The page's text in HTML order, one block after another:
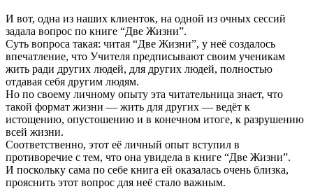
И вот, одна из наших клиенток, на одной из очных сессий
задала вопрос по книге “Две Жизни”.
Суть вопроса такая: читая “Две Жизни”, у неё создалось
впечатление, что Учителя предписывают своим ученикам
жить ради других людей, для других людей, полностью
отдавая себя другим людям.
Но по своему личному опыту эта читательница знает, что
такой формат жизни — жить для других — ведёт к
истощению, опустошению и в конечном итоге, к разрушению
всей жизни.
Соответственно, этот её личный опыт вступил в
противоречие с тем, что она увидела в книге “Две Жизни”.
И поскольку сама по себе книга ей оказалась очень близка,
прояснить этот вопрос для неё стало важным.